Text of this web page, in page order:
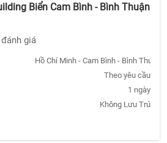
Biển Cam Bình - Bình Thuận
giá
Hồ Chí Minh - Cam Bình - Bình Thuận
Theo yêu cầu
1 ngày
Không Lưu Trú